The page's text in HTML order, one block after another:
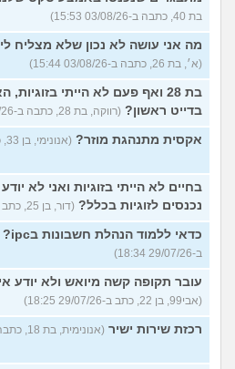
בת 40, כתבה ב-03/08/26 15:53)
מה אני עושה לא נכון שלא מצליח
(א׳, בת 26, כתבה ב-03/08/26 15:44)
בת 28 ואף פעם לא הייתי
בדייט ראשון? (רווקה, בת 28, כתבה ב-03/08/26 15:23)
אקסית מתנהגת מוזר? (אנונימי, בן 33, כתב ב-03/08/26 15:14)
בחיים לא הייתי בזוגיות ואני לא
נכנסים לזוגיות בכלל? (דור, בן 25, כתב ב-29/07/26 18:43)
כדאי ללמוד הנהלת חשבונות בipc?
ב-29/07/26 18:34)
עובר תקופה קשה מיואש ולא יודע
(אבי99, בן 22, כתב ב-29/07/26 18:25)
רכזת שירות ישיר (אנונימית, בת 18, כתבה ב-29/07/26 18:16)